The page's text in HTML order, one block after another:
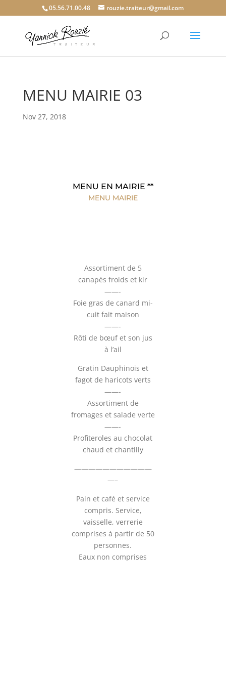
05.56.71.00.48 rouzie.traiteur@gmail.com
MENU MAIRIE 03
Nov 27, 2018
MENU EN MAIRIE **
MENU MAIRIE
Assortiment de 5
canapés froids et kir
——-
Foie gras de canard mi-
cuit fait maison
——-
Rôti de bœuf et son jus
à l’ail
Gratin Dauphinois et
fagot de haricots verts
——-
Assortiment de
fromages et salade verte
——-
Profiteroles au chocolat
chaud et chantilly
———————————
—–
Pain et café et service
compris. Service,
vaisselle, verrerie
comprises à partir de 50
personnes.
Eaux non comprises